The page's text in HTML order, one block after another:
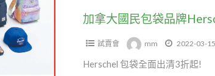
加拿大國民包袋品牌
試賣會 mm 2022-03-15
Herschel 包袋全面出清3折起!